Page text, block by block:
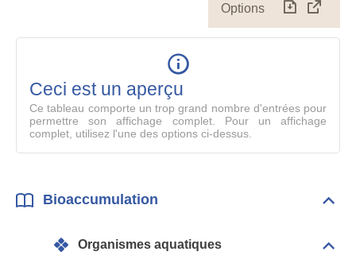
Options
le
Ceci est un aperçu
Ce tableau comporte un trop grand nombre d'entrées pour
permettre son affichage complet. Pour un affichage
complet, utilisez l'une des options ci-dessus.
Bioaccumulation
Organismes aquatiques